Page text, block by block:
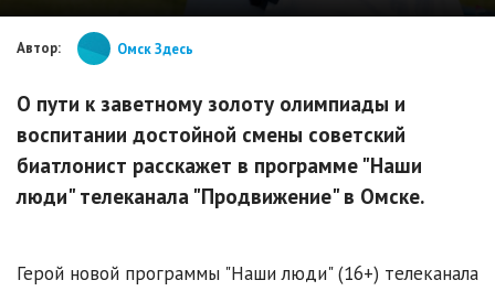
Автор: Омск Здесь
О пути к заветному золоту олимпиады и
воспитании достойной смены советский
биатлонист расскажет в программе "Наши
люди" телеканала "Продвижение" в Омске.
Герой новой программы "Наши люди" (16+) телеканала